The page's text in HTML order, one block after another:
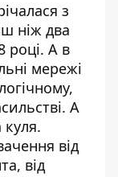
з
ніж два
році. А в
мережі
А
куля.
від
від